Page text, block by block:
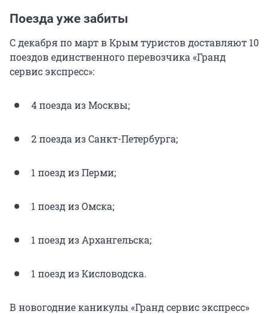
Поезда уже забиты
С декабря по март в Крым туристов доставляют 10
поездов единственного перевозчика «Гранд
сервис экспресс»:
4 поезда из Москвы;
2 поезда из Санкт-Петербурга;
1 поезд из Перми;
1 поезд из Омска;
1 поезд из Архангельска;
1 поезд из Кисловодска.
В новогодние каникулы «Гранд сервис экспресс»